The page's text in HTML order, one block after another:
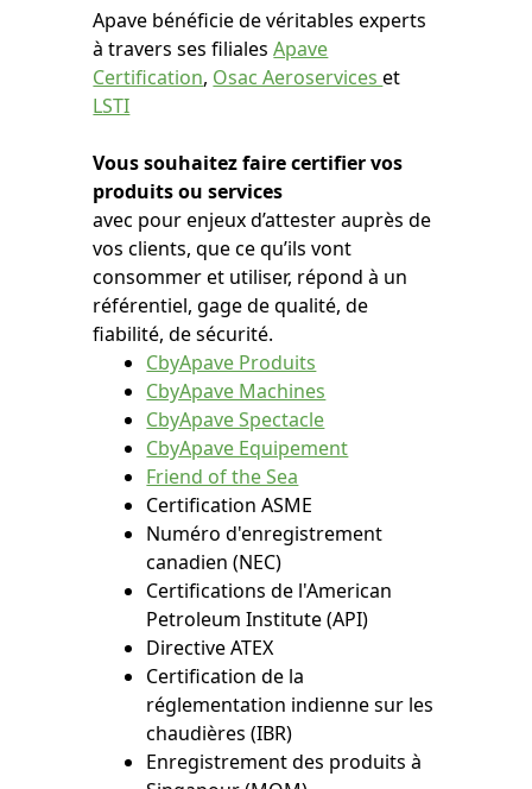
Apave bénéficie de véritables experts
à travers ses filialesApave
Certification, Osac Aeroserviceset
LSTI
Vous souhaitez faire certifier vos
produits ou services
avec pour enjeux d’attester auprès de
vos clients, que ce qu’ils vont
consommer et utiliser, répond à un
référentiel, gage de qualité, de
fiabilité, de sécurité.
CbyApave Produits
CbyApave Machines
CbyApave Spectacle
CbyApave Equipement
Friend of the Sea
Certification ASME
Numéro d'enregistrement
canadien (NEC)
Certifications de l'American
Petroleum Institute (API)
Directive ATEX
Certification de la
réglementation indienne sur les
chaudières (IBR)
Enregistrement des produits à